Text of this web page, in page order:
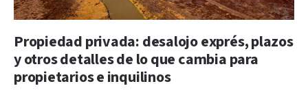
Propiedad privada: desalojo exprés, plazos
y otros detalles de lo que cambia para
propietarios e inquilinos